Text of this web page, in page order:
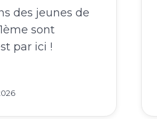
des jeunes de
sont
par ici !